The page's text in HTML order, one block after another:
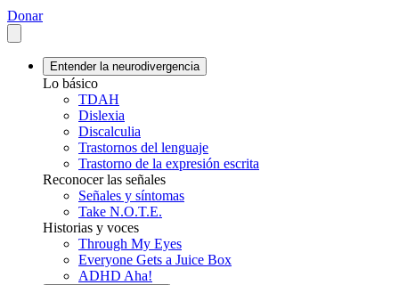
Donar
Entender la neurodivergencia
Lo básico
TDAH
Dislexia
Discalculia
Trastornos del lenguaje
Trastorno de la expresión escrita
Reconocer las señales
Señales y síntomas
Take N.O.T.E.
Historias y voces
Through My Eyes
Everyone Gets a Juice Box
ADHD Aha!